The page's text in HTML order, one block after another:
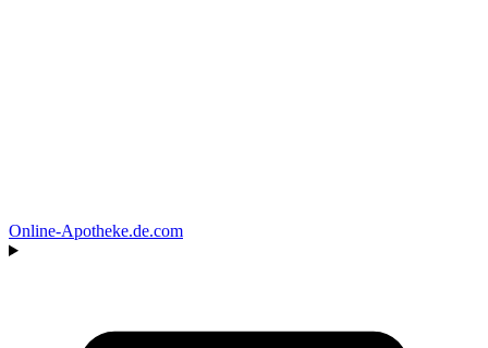
Online‑Apotheke.de.com